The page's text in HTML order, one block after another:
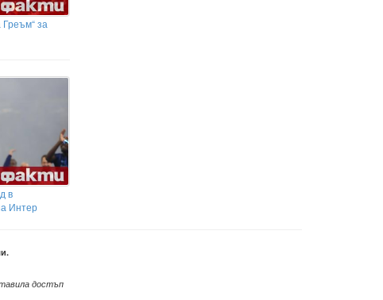
за
в
Интер
достъп